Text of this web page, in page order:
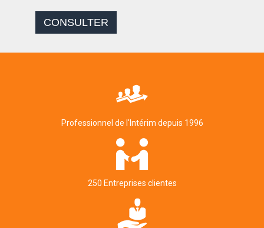
CONSULTER
Professionnel de l'Intérim depuis 1996
250 Entreprises clientes